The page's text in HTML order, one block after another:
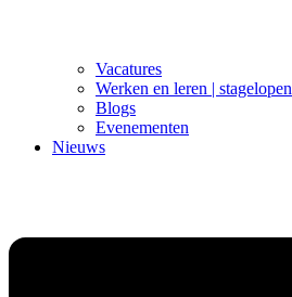
Vacatures
Werken en leren | stagelopen
Blogs
Evenementen
Nieuws